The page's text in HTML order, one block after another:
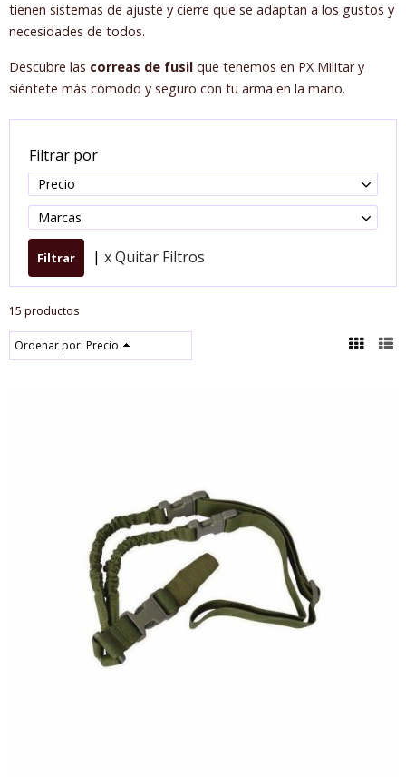
tienen sistemas de ajuste y cierre que se adaptan a los gustos y
necesidades de todos.
Descubre las correas de fusil que tenemos en PX Militar y
siéntete más cómodo y seguro con tu arma en la mano.
Filtrar por
Precio
Marcas
| x Quitar Filtros
15 productos
Ordenar por: Precio